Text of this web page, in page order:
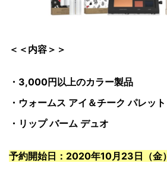
＜＜内容＞＞
・3,000円以上のカラー製品
・ウォームス アイ＆チーク パレット
・リップ バーム デュオ
予約開始日：2020年10月23日（金）